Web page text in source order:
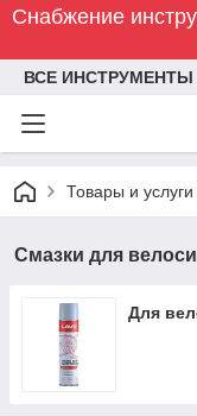
Снабжение
ВСЕ ИНСТРУМЕНТЫ
Товары и услуги
Смазки для
Для